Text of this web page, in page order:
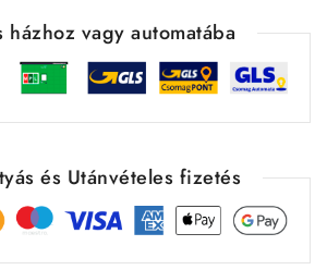
házhoz vagy automatába
és Utánvételes fizetés